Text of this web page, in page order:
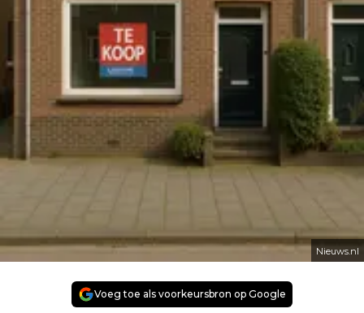
Nieuws.nl
Voeg toe als voorkeursbron op Google